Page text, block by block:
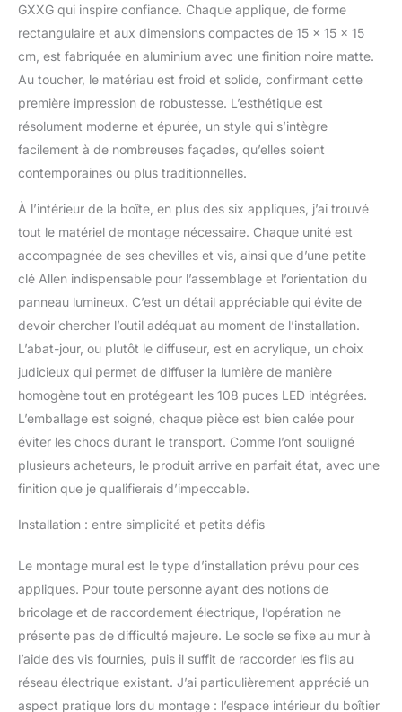
ou d'autres activités.
Convient pour une
2m - 10m. Qualité et
durabilité: projecteur
extérieur LED est
fabriqué avec une
technologie en
aluminium moulé sous
pression de haute
noir mat, sa surface est
recouverte d'un matériau
résistant à l'oxydation et
sa dissipation de chaleur
nettoyer pour une
qualité, une esthétique,
une résistance à la
corrosion et une
Imperméable à l'eau:
Cette applique mural est
étanche à l'eau avec joint
en silicone imperméable
étanche intégré avec
fonction imperméable à
l'eau pour une utilisation
comme la pluie et la
neige. Idéal pour une
installation intérieure et
extérieure, adapté à
décoration. Facilité
d'installation: Appliques
murales interieur est
GXXG qui inspire confiance. Chaque applique, de forme
rectangulaire et aux dimensions compactes de 15 x 15 x 15
cm, est fabriquée en aluminium avec une finition noire matte.
Au toucher, le matériau est froid et solide, confirmant cette
première impression de robustesse. L’esthétique est
résolument moderne et épurée, un style qui s’intègre
facilement à de nombreuses façades, qu’elles soient
contemporaines ou plus traditionnelles.
À l’intérieur de la boîte, en plus des six appliques, j’ai trouvé
tout le matériel de montage nécessaire. Chaque unité est
accompagnée de ses chevilles et vis, ainsi que d’une petite
clé Allen indispensable pour l’assemblage et l’orientation du
panneau lumineux. C’est un détail appréciable qui évite de
devoir chercher l’outil adéquat au moment de l’installation.
L’abat-jour, ou plutôt le diffuseur, est en acrylique, un choix
judicieux qui permet de diffuser la lumière de manière
homogène tout en protégeant les 108 puces LED intégrées.
L’emballage est soigné, chaque pièce est bien calée pour
éviter les chocs durant le transport. Comme l’ont souligné
plusieurs acheteurs, le produit arrive en parfait état, avec une
finition que je qualifierais d’impeccable.
Installation : entre simplicité et petits défis
Le montage mural est le type d’installation prévu pour ces
appliques. Pour toute personne ayant des notions de
bricolage et de raccordement électrique, l’opération ne
présente pas de difficulté majeure. Le socle se fixe au mur à
l’aide des vis fournies, puis il suffit de raccorder les fils au
réseau électrique existant. J’ai particulièrement apprécié un
aspect pratique lors du montage : l’espace intérieur du boîtier